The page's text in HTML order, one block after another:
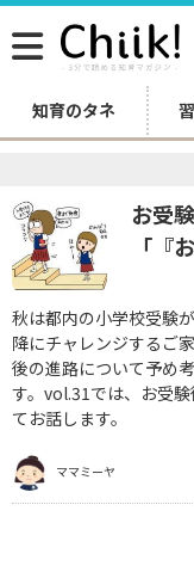
知育のタネ
お受
「『
秋は都内の小学校受験
降にチャレンジするご
後の進路について予め
す。vol.31では、お受
てお話します。
ママミーヤ